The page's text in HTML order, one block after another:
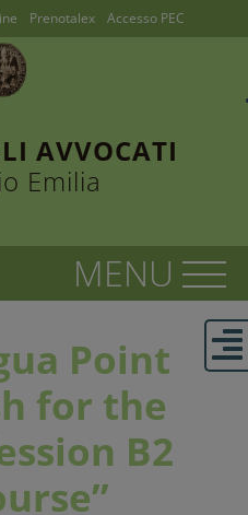
AVVOCATI
Emilia
Prenotalex Accesso PEC
Point
for the
B2